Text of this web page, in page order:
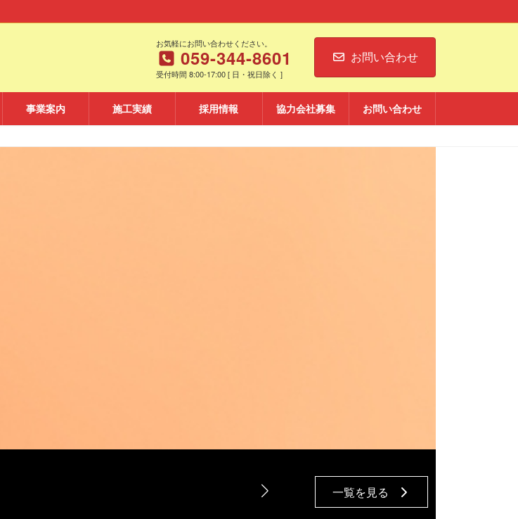
お気軽にお問い合わせください。
059-344-8601
受付時間 8:00-17:00 [ 日・祝日除く ]
お問い合わせ
事業案内 施工実績 採用情報 協力会社募集 お問い合わせ
一覧を見る